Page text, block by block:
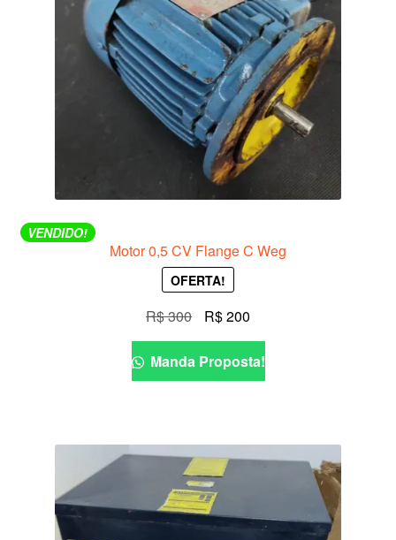
VENDIDO!
Motor 0,5 CV Flange C Weg
OFERTA!
R$300
O
preço
original
era:
R$200O
preço
atual
é:
Manda Proposta!